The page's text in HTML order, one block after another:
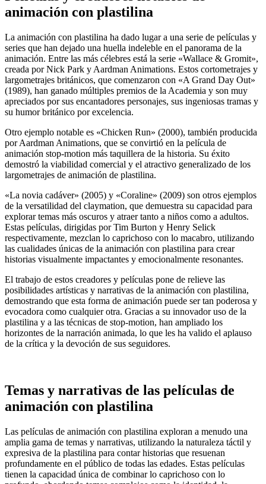
animación con plastilina
La animación con plastilina ha dado lugar a una serie de películas y
series que han dejado una huella indeleble en el panorama de la
animación. Entre las más célebres está la serie «Wallace & Gromit»,
creada por Nick Park y Aardman Animations. Estos cortometrajes y
largometrajes británicos, que comenzaron con «A Grand Day Out»
(1989), han ganado múltiples premios de la Academia y son muy
apreciados por sus encantadores personajes, sus ingeniosas tramas y
su humor británico por excelencia.
Otro ejemplo notable es «Chicken Run» (2000), también producida
por Aardman Animations, que se convirtió en la película de
animación stop-motion más taquillera de la historia. Su éxito
demostró la viabilidad comercial y el atractivo generalizado de los
largometrajes de animación de plastilina.
«La novia cadáver» (2005) y «Coraline» (2009) son otros ejemplos
de la versatilidad del claymation, que demuestra su capacidad para
explorar temas más oscuros y atraer tanto a niños como a adultos.
Estas películas, dirigidas por Tim Burton y Henry Selick
respectivamente, mezclan lo caprichoso con lo macabro, utilizando
las cualidades únicas de la animación con plastilina para crear
historias visualmente impactantes y emocionalmente resonantes.
El trabajo de estos creadores y películas pone de relieve las
posibilidades artísticas y narrativas de la animación con plastilina,
demostrando que esta forma de animación puede ser tan poderosa y
evocadora como cualquier otra. Gracias a su innovador uso de la
plastilina y a las técnicas de stop-motion, han ampliado los
horizontes de la narración animada, lo que les ha valido el aplauso
de la crítica y la devoción de sus seguidores.
Temas y narrativas de las películas de
animación con plastilina
Las películas de animación con plastilina exploran a menudo una
amplia gama de temas y narrativas, utilizando la naturaleza táctil y
expresiva de la plastilina para contar historias que resuenan
profundamente en el público de todas las edades. Estas películas
tienen la capacidad única de combinar lo caprichoso con lo